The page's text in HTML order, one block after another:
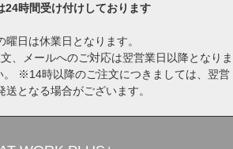
24時間受け付けしております
曜日は休業日となります。
、メールへのご対応は翌営業日以降となりま
。 ※14時以降のご注文につきましては、翌営
送となる場合がございます。